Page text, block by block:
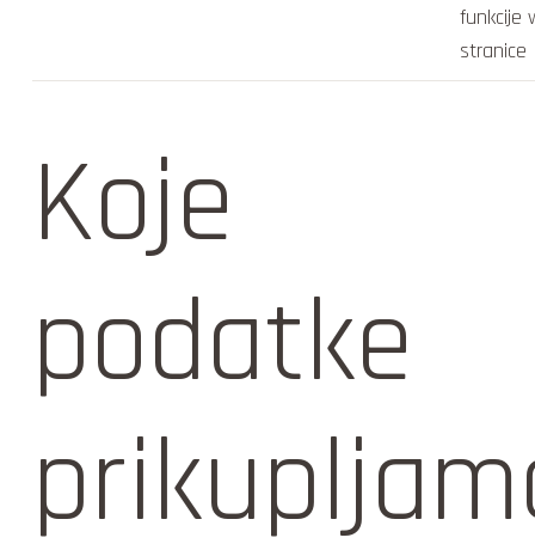
funkcije
stranice
Koje
podatke